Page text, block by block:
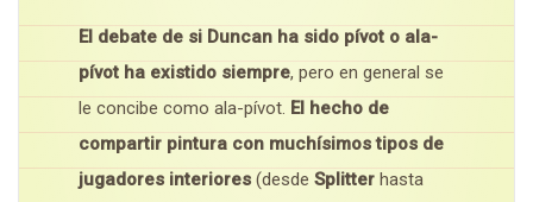
El debate de si Duncan ha sido pívot o ala-
pívot ha existido siempre, pero en general se
le concibe como ala-pívot. El hecho de
compartir pintura con muchísimos tipos de
jugadores interiores (desde Splitter hasta